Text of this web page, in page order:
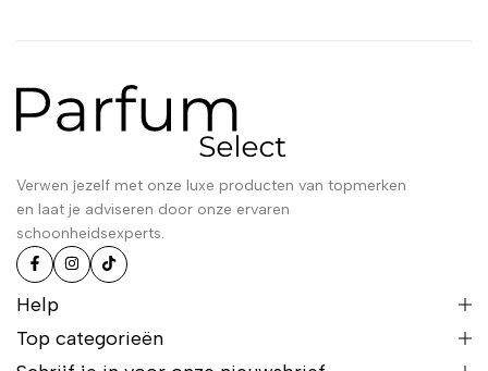
Verwen jezelf met onze luxe producten van topmerken
en laat je adviseren door onze ervaren
schoonheidsexperts.
Help
Top categorieën